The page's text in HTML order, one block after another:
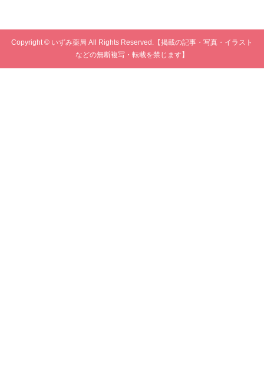
Copyright © いずみ薬局 All Rights Reserved.【掲載の記事・写真・イラスト
などの無断複写・転載を禁じます】